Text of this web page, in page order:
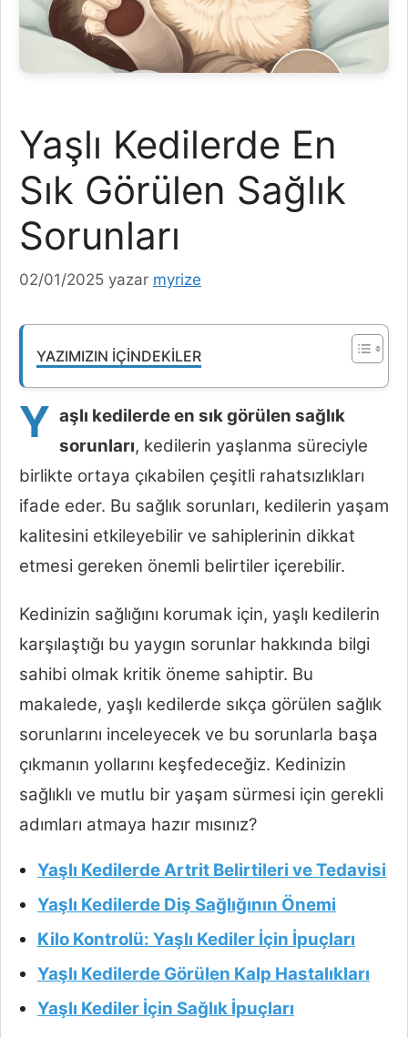
Yaşlı Kedilerde En
Sık Görülen Sağlık
Sorunları
02/01/2025 yazar myrize
YAZIMIZIN İÇINDEKILER
Y aşlı kedilerde en sık görülen sağlık
sorunları, kedilerin yaşlanma süreciyle
birlikte ortaya çıkabilen çeşitli rahatsızlıkları
ifade eder. Bu sağlık sorunları, kedilerin yaşam
kalitesini etkileyebilir ve sahiplerinin dikkat
etmesi gereken önemli belirtiler içerebilir.
Kedinizin sağlığını korumak için, yaşlı kedilerin
karşılaştığı bu yaygın sorunlar hakkında bilgi
sahibi olmak kritik öneme sahiptir. Bu
makalede, yaşlı kedilerde sıkça görülen sağlık
sorunlarını inceleyecek ve bu sorunlarla başa
çıkmanın yollarını keşfedeceğiz. Kedinizin
sağlıklı ve mutlu bir yaşam sürmesi için gerekli
adımları atmaya hazır mısınız?
Yaşlı Kedilerde Artrit Belirtileri ve Tedavisi
Yaşlı Kedilerde Diş Sağlığının Önemi
Kilo Kontrolü: Yaşlı Kediler İçin İpuçları
Yaşlı Kedilerde Görülen Kalp Hastalıkları
Yaşlı Kediler İçin Sağlık İpuçları